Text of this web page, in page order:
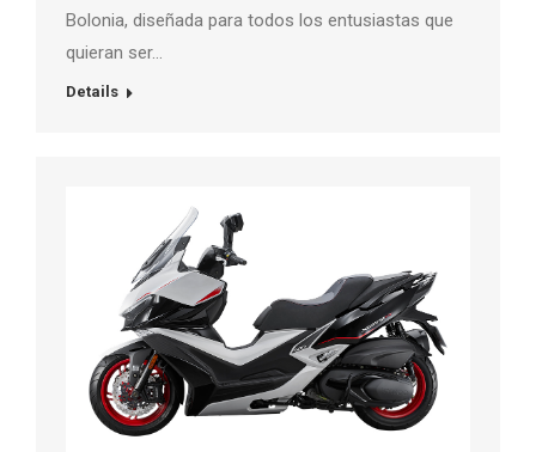
Bolonia, diseñada para todos los entusiastas que
quieran ser…
Details